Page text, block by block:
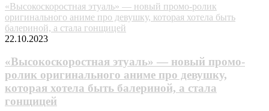
«Высокоскоростная этуаль» — новый промо-ролик
оригинального аниме про девушку, которая хотела быть
бaлepинoй, а стала гонщицей
22.10.2023
«Высокоскоростная этуаль» — новый промо-
ролик оригинального аниме про девушку,
которая хотела быть бaлepинoй, а стала
гонщицей